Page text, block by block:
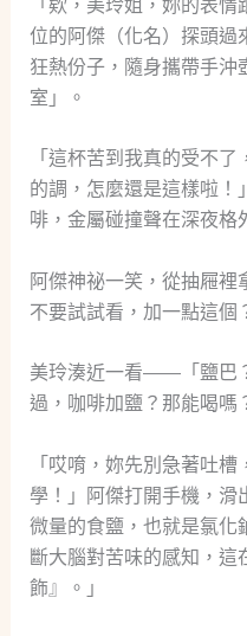
「欸，美玲姐，妳的表
位的阿傑（化名）探頭過
狂熱份子，隨身攜帶手沖
室」。
「這杯苦到我真的受不
的調，怎麼還是這樣啦！
啡，金屬碰撞聲在深夜格
阿傑神祕一笑，從抽屜裡
不要試試看，加一點這個
美玲湊近一看——「鹽巴
過，咖啡加鹽？那能喝嗎
「哎唷，妳先別急著吐
學！」阿傑打開手機，滑
微量的食鹽，也就是氯化
斷大腦對苦味的感知，這
飾』。」